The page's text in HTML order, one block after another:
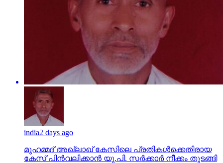
india2 days ago
മുഹമ്മദ് അഖ്‌ലാഖ് കേസിലെ പ്രതികള്‍ക്കെതിരായ
കേസ് പിന്‍വലിക്കാന്‍ യു.പി. സര്‍ക്കാര്‍ നീക്കം തുടങ്ങി